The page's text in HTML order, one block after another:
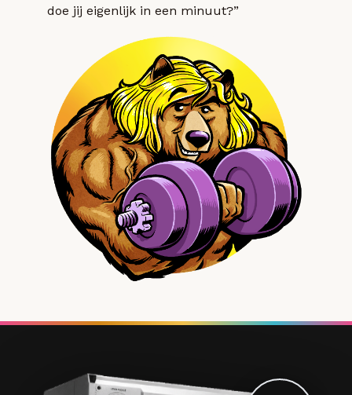
doe jij eigenlijk in een minuut?”